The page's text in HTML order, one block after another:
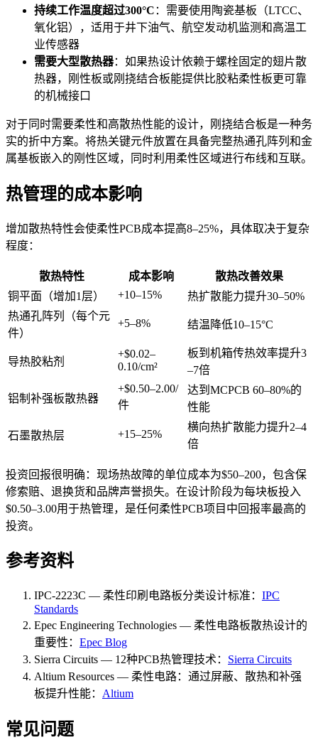
持续工作温度超过300°C ：需要使用陶瓷基板（LTCC、
氧化铝），适用于井下油气、航空发动机监测和高温工
业传感器
需要大型散热器：如果热设计依赖于螺栓固定的翅片散
热器，刚性板或刚挠结合板能提供比胶粘柔性板更可靠
的机械接口
对于同时需要柔性和高散热性能的设计，刚挠结合板是一种务
实的折中方案。将热关键元件放置在具备完整热通孔阵列和金
属基板嵌入的刚性区域，同时利用柔性区域进行布线和互联。
热管理的成本影响
增加散热特性会使柔性PCB成本提高8–25%，具体取决于复杂
程度：
散热特性 成本影响
散热改善效果
铜平面（增加1层）
+10–15%
热扩散能力提升30–50%
热通孔阵列（每个元
件）
+5–8% 结温降低10–15°C
导热胶粘剂
+$0.02–
0.10/cm²
板到机箱传热效率提升3
–7倍
铝制补强板散热器
+$0.50–2.00/
件
达到MCPCB 60–80%的
性能
石墨散热层 +15–25%
横向热扩散能力提升2–4
倍
投资回报很明确：现场热故障的单位成本为$50–200，包含保
修索赔、退换货和品牌声誉损失。在设计阶段为每块板投入
$0.50–3.00用于热管理，是任何柔性PCB项目中回报率最高的
投资。
参考资料
IPC-2223C — 柔性印刷电路板分类设计标准： IPC
Standards
Epec Engineering Technologies — 柔性电路板散热设计的
重要性： Epec Blog
Sierra Circuits — 12种PCB热管理技术： Sierra Circuits
Altium Resources — 柔性电路：通过屏蔽、散热和补强
板提升性能： Altium
常见问题